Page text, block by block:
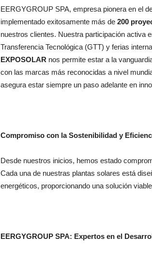
EERGYGROUP SPA, empresa pionera en el
implementado exitosamente más de 200
nuestros clientes. Nuestra participación activa
Transferencia Tecnológica (GTT) y ferias
EXPOSOLAR nos permite estar a la
con las marcas más reconocidas a nivel
asegura estar siempre un paso adelante en
Compromiso con la Sostenibilidad y
Desde nuestros inicios, hemos estado
Cada una de nuestras plantas solares está
energéticos, proporcionando una solución
EERGYGROUP SPA: Expertos en el